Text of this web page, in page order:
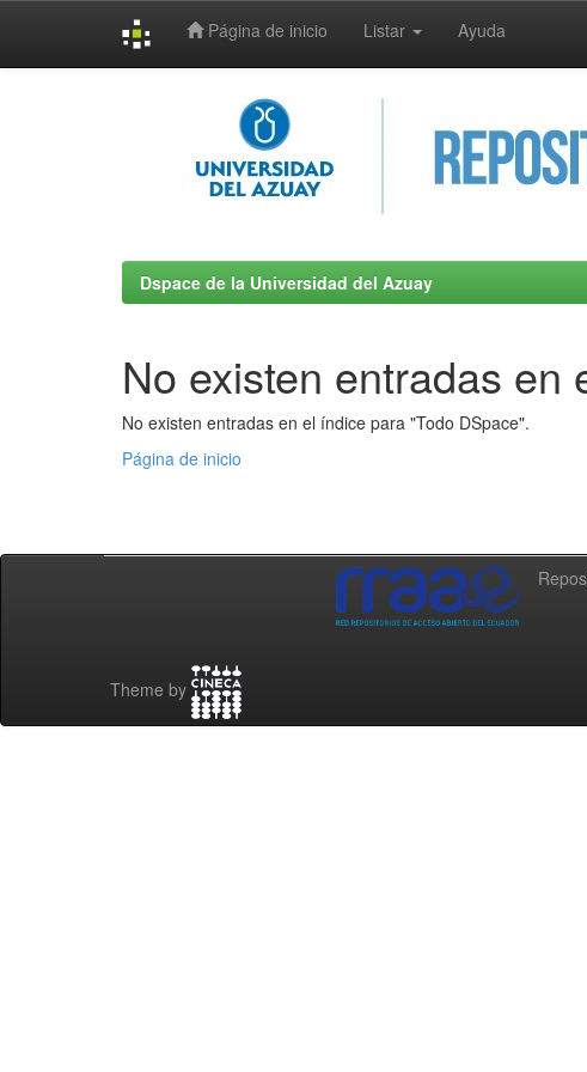
Página de inicio Listar Ayuda
Dspace de la Universidad del Azuay
No existen entradas en
No existen entradas en el índice para "Todo DSpace".
Página de inicio
Theme by